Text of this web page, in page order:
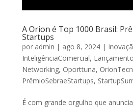
A Orion é Top 1000 Brasil:
Startups
por admin | ago 8, 2024|
InteligênciaComercial,
Networking, Oporttuna,
PrêmioSebraeStartups,
É com grande orgulho que